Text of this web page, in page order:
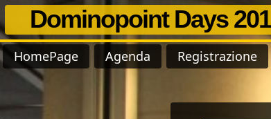
Dominopoint Days
HomePage Agenda Registrazione